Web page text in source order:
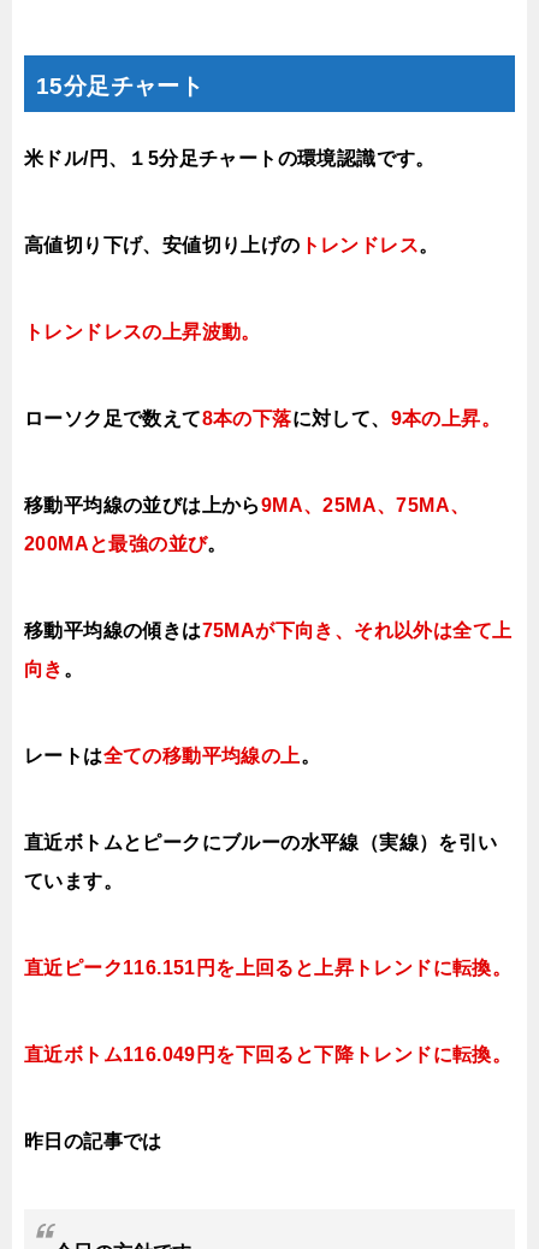
15分足チャート
米ドル/円、１5分足チャートの環境認識です。
高値切り下げ、安値切り上げの トレンドレス。
トレンドレスの上昇波動。
ローソク足で数えて8本の下落に対して、 9本の上昇。
移動平均線の並びは上から9MA、25MA、75MA、
200MAと最強の並び。
移動平均線の傾きは75MAが下向き、それ以外は全て上
向き 。
レートは全ての移動平均線の上。
直近ボトムとピークにブルーの水平線（実線）を引い
ています。
直近ピーク116.151円を上回ると上昇 トレンドに転換。
直近ボトム116.049円を下回ると下降トレンドに転換。
昨日の記事では